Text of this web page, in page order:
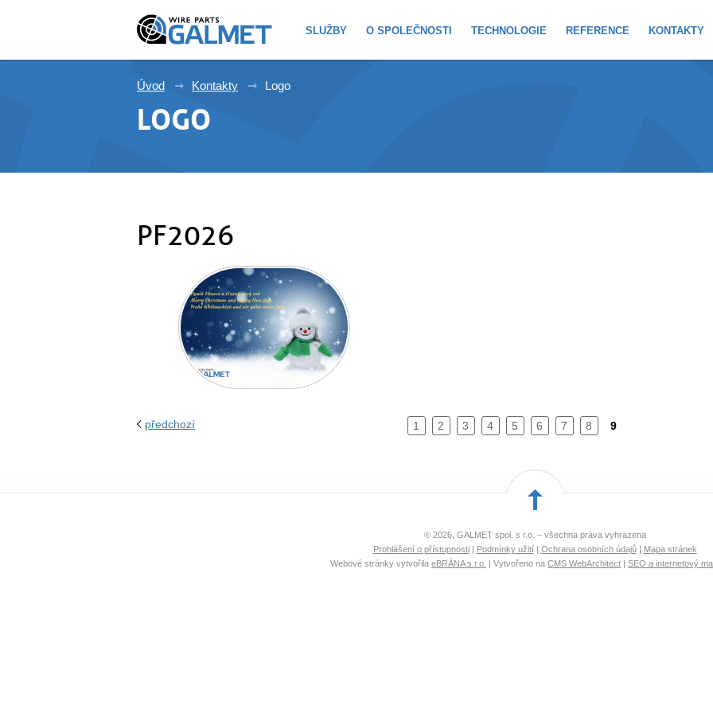
SLUŽBY O SPOLEČNOSTI TECHNOLOGIE REFERENCE KONTAKTY
Úvod Kontakty Logo
LOGO
PF2026
předchozí 1 2 3 4 5 6 7 8 9
© 2026, GALMET spol. s r.o. – všechna práva vyhrazena
Prohlášení o přístupnosti| Podmínky užití Ochrana osobních údajů|
Mapa stránek
Webové stránky vytvořila eBRÁNA s.r.o. | Vytvořeno na CMS WebArchitect SEO a internetový